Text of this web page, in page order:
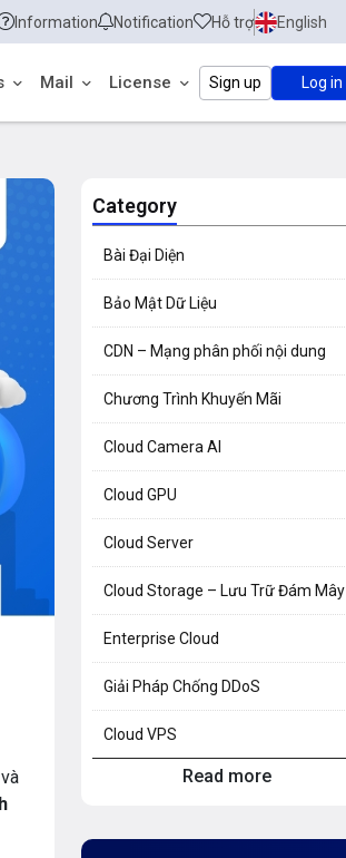
Information Notification Hỗ trợ English
Mail License Sign up Log in
Category
Bài Đại Diện
Bảo Mật Dữ Liệu
CDN – Mạng phân phối nội dung
Chương Trình Khuyến Mãi
Cloud Camera AI
Cloud GPU
Cloud Server
Cloud Storage – Lưu Trữ Đám Mây
Enterprise Cloud
Giải Pháp Chống DDoS
Cloud VPS
Hosting Knowledge
Read more